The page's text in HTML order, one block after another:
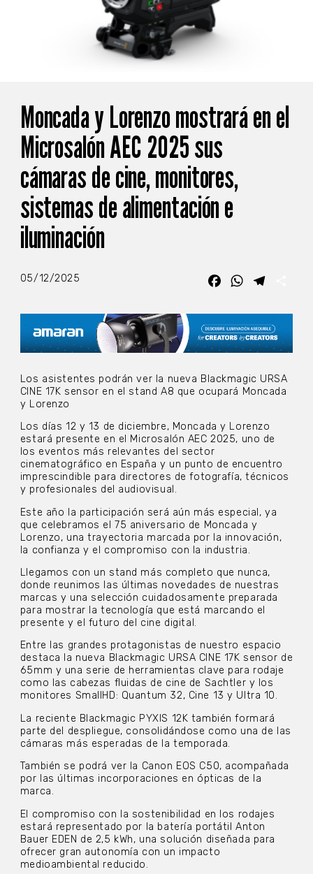
Moncada y Lorenzo mostrará en el
Microsalón AEC 2025 sus
cámaras de cine, monitores,
sistemas de alimentación e
iluminación
05/12/2025 FacebookWhatsApp
Los asistentes podrán ver la nueva Blackmagic URSA
CINE 17K sensor en el stand A8 que ocupará Moncada
y Lorenzo
Los días 12 y 13 de diciembre, Moncada y Lorenzo
estará presente en el Microsalón AEC 2025, uno de
los eventos más relevantes del sector
cinematográfico en España y un punto de encuentro
imprescindible para directores de fotografía, técnicos
y profesionales del audiovisual.
Este año la participación será aún más especial, ya
que celebramos el 75 aniversario de Moncada y
Lorenzo, una trayectoria marcada por la innovación,
la confianza y el compromiso con la industria.
Llegamos con un stand más completo que nunca,
donde reunimos las últimas novedades de nuestras
marcas y una selección cuidadosamente preparada
para mostrar la tecnología que está marcando el
presente y el futuro del cine digital.
Entre las grandes protagonistas de nuestro espacio
destaca la nueva Blackmagic URSA CINE 17K sensor de
65mm y una serie de herramientas clave para rodaje
como las cabezas fluidas de cine de Sachtler y los
monitores SmallHD: Quantum 32, Cine 13 y Ultra 10.
La reciente Blackmagic PYXIS 12K también formará
parte del despliegue, consolidándose como una de las
cámaras más esperadas de la temporada.
También se podrá ver la Canon EOS C50, acompañada
por las últimas incorporaciones en ópticas de la
marca.
El compromiso con la sostenibilidad en los rodajes
estará representado por la batería portátil Anton
Bauer EDEN de 2,5 kWh, una solución diseñada para
ofrecer gran autonomía con un impacto
medioambiental reducido.